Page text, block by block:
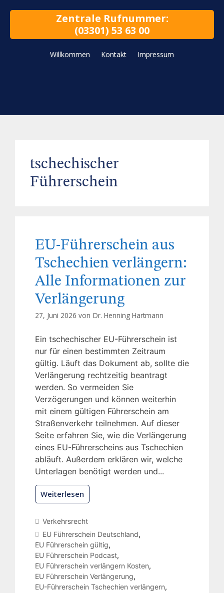
Zentrale Rufnummer:
(03301) 53 63 00
Willkommen Kontakt Impressum
tschechischer
Führerschein
EU-Führerschein aus
Tschechien verlängern:
Alle Informationen zur
Verlängerung
27, Juni 2026 von Dr. Henning Hartmann
Ein tschechischer EU-Führerschein ist
nur für einen bestimmten Zeitraum
gültig. Läuft das Dokument ab, sollte die
Verlängerung rechtzeitig beantragt
werden. So vermeiden Sie
Verzögerungen und können weiterhin
mit einem gültigen Führerschein am
Straßenverkehr teilnehmen. Auf dieser
Seite erfahren Sie, wie die Verlängerung
eines EU-Führerscheins aus Tschechien
abläuft. Außerdem erklären wir, welche
Unterlagen benötigt werden und...
Weiterlesen
Verkehrsrecht
EU Führerschein Deutschland,
EU Führerschein gültig,
EU Führerschein Podcast,
EU Führerschein verlängern Kosten,
EU Führerschein Verlängerung,
EU-Führerschein Tschechien verlängern,